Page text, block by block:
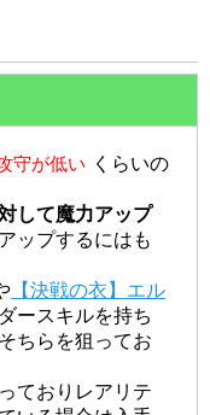
守が低い くらいの
して魔力アップ
ップするにはも
【決戦の衣】エル
ースキルを持ち
ちらを狙ってお
ておりレアリテ